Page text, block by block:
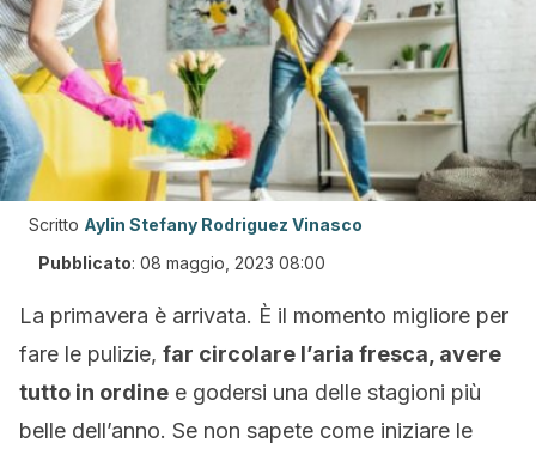
Scritto Aylin Stefany Rodriguez Vinasco
Pubblicato: 08 maggio, 2023 08:00
La primavera è arrivata. È il momento migliore per
fare le pulizie, far circolare l’aria fresca, avere
tutto in ordine e godersi una delle stagioni più
belle dell’anno. Se non sapete come iniziare le